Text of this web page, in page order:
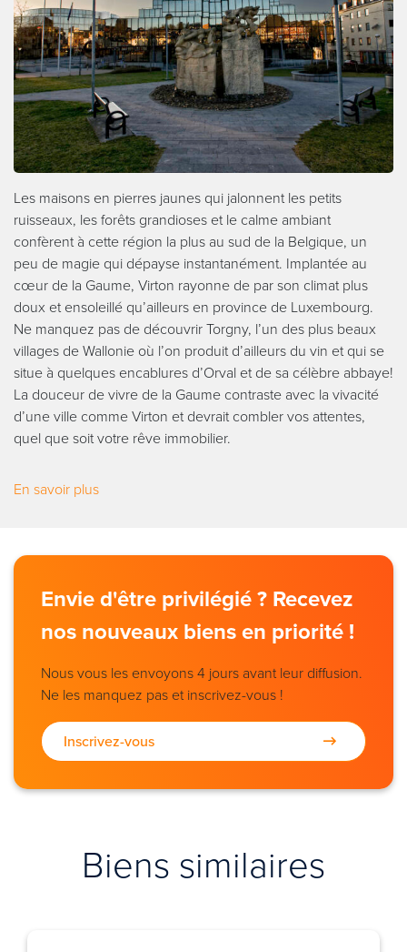
Les maisons en pierres jaunes qui jalonnent les petits
ruisseaux, les forêts grandioses et le calme ambiant
confèrent à cette région la plus au sud de la Belgique, un
peu de magie qui dépayse instantanément. Implantée au
cœur de la Gaume, Virton rayonne de par son climat plus
doux et ensoleillé qu’ailleurs en province de Luxembourg.
Ne manquez pas de découvrir Torgny, l’un des plus beaux
villages de Wallonie où l’on produit d’ailleurs du vin et qui se
situe à quelques encablures d’Orval et de sa célèbre abbaye!
La douceur de vivre de la Gaume contraste avec la vivacité
d’une ville comme Virton et devrait combler vos attentes,
quel que soit votre rêve immobilier.
En savoir plus
Envie d'être privilégié ? Recevez
nos nouveaux biens en priorité !
Nous vous les envoyons 4 jours avant leur diffusion.
Ne les manquez pas et inscrivez-vous !
Inscrivez-vous
Biens similaires